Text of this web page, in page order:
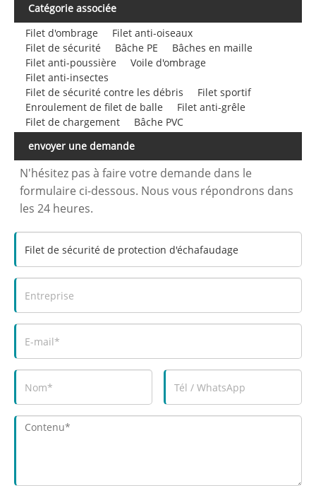
Catégorie associée
Filet d'ombrage
Filet anti-oiseaux
Filet de sécurité
Bâche PE
Bâches en maille
Filet anti-poussière
Voile d'ombrage
Filet anti-insectes
Filet de sécurité contre les débris
Filet sportif
Enroulement de filet de balle
Filet anti-grêle
Filet de chargement
Bâche PVC
envoyer une demande
N'hésitez pas à faire votre demande dans le
formulaire ci-dessous. Nous vous répondrons dans
les 24 heures.